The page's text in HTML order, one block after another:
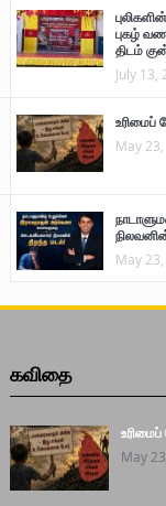
புகழ்
திடம்
July 13,
உரிமைப்
May
May
கவிதை
உரிமைப்
May